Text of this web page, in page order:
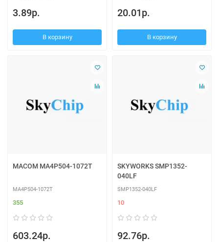
3.89р.
В корзину
20.01р.
В корзину
MACOM MA4P504-1072T
MA4P504-1072T
355
603.24р.
SKYWORKS SMP1352-
040LF
SMP1352-040LF
10
92.76р.